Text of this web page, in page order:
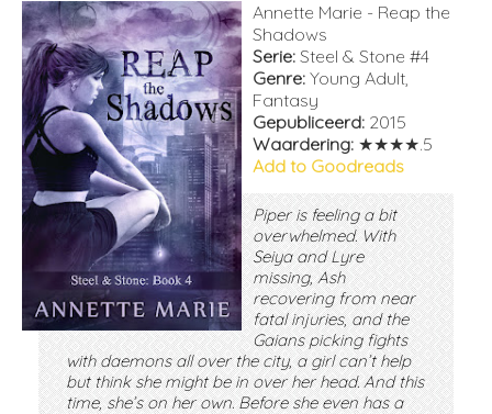
Annette Marie - Reap the
Shadows
Serie:Steel & Stone #4
Genre:Young Adult,
Fantasy
Gepubliceerd:2015
Waardering: ★★★★.5
Add to Goodreads
Piper is feeling a bit
overwhelmed. With
Seiya and Lyre
missing, Ash
recovering from near
fatal injuries, and the
Gaians picking fights
with daemons all over the city, a girl can’t help
but think she might be in over her head. And this
time, she’s on her own. Before she even has a